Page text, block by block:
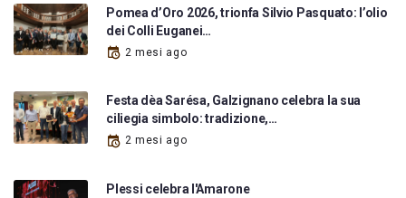
Pomea d’Oro 2026, trionfa Silvio Pasquato: l’olio
dei Colli Euganei…
2 mesi ago
Festa dèa Sarésa, Galzignano celebra la sua
ciliegia simbolo: tradizione,…
2 mesi ago
Plessi celebra l'Amarone